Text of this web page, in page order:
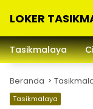
LOKER
Lowongan
Kerja
dan
Sekitarna
Tasikmalaya
Beranda
Tasikmalaya